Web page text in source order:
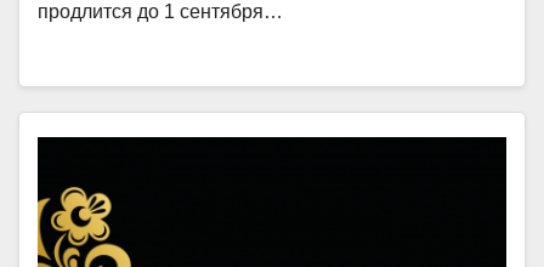
продлится до 1 сентября…